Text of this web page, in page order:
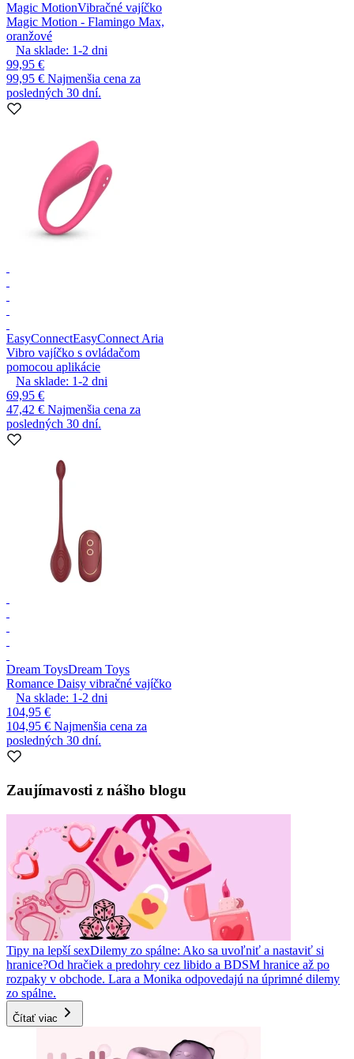
Magic MotionVibračné vajíčko
Magic Motion - Flamingo Max,
oranžové
Na sklade: 1-2 dni
99,95 €
99,95 € Najmenšia cena za
posledných 30 dní.
EasyConnectEasyConnect Aria
Vibro vajíčko s ovládačom
pomocou aplikácie
Na sklade: 1-2 dni
69,95 €
47,42 € Najmenšia cena za
posledných 30 dní.
Dream ToysDream Toys
Romance Daisy vibračné vajíčko
Na sklade: 1-2 dni
104,95 €
104,95 € Najmenšia cena za
posledných 30 dní.
Zaujímavosti z nášho blogu
Tipy na lepší sexDilemy zo spálne: Ako sa uvoľniť a nastaviť si
hranice?Od hračiek a predohry cez libido a BDSM hranice až po
rozpaky v obchode. Lara a Monika odpovedajú na úprimné dilemy
zo spálne.
Čítať viac